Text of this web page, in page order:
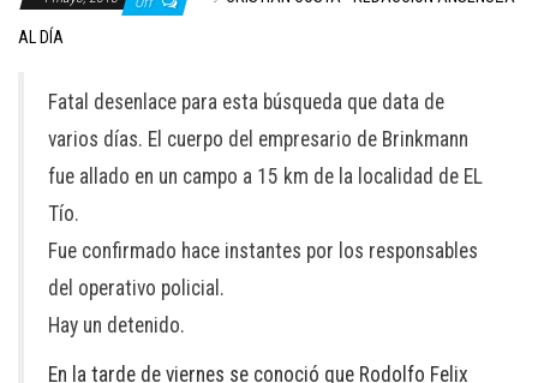
AL DÍA
Fatal desenlace para esta búsqueda que data de
varios días. El cuerpo del empresario de Brinkmann
fue allado en un campo a 15 km de la localidad de EL
Tío.
Fue confirmado hace instantes por los responsables
del operativo policial.
Hay un detenido.
En la tarde de viernes se conoció que Rodolfo Felix